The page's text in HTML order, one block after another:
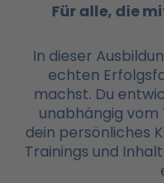
Für alle, die
In dieser
echten
machst. Du
unabhängig
dein persönliches
Trainings und